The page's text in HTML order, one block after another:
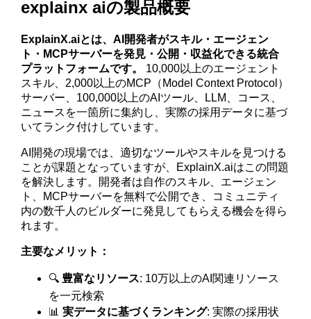
explainx aiの製品概要
ExplainX.aiとは、AI開発者がスキル・エージェン
ト・MCPサーバーを発見・公開・収益化できる統合
プラットフォームです。
10,000以上のエージェント
スキル、2,000以上のMCP（Model Context Protocol）
サーバー、100,000以上のAIツール、LLM、コース、
ニュースを一箇所に集約し、実際の採用データに基づ
いてランク付けしています。
AI開発の現場では、適切なツールやスキルを見つける
ことが課題となっていますが、ExplainX.aiはこの問題
を解決します。開発者は自作のスキル、エージェン
ト、MCPサーバーを無料で公開でき、コミュニティ
内の数千人のビルダーに発見してもらえる機会を得ら
れます。
主要なメリット：
🔍 豊富なリソース: 10万以上のAI関連リソース
を一元検索
📊実データに基づくランキング: 実際の採用状